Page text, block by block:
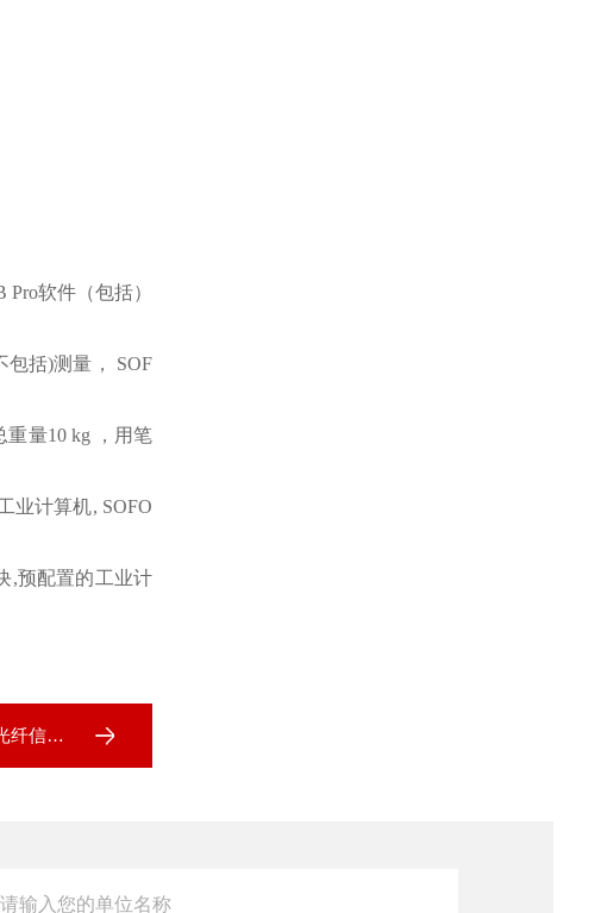
软件（包括）
包括)测量， SOF
重量10 kg ，用笔
业计算机, SOFO
,预配置的工业计
调仪